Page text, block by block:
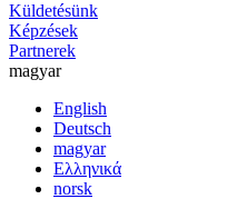
Küldetésünk
Képzések
Partnerek
magyar
English
Deutsch
magyar
Ελληνικά
norsk